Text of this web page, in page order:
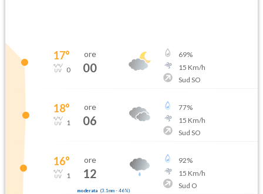
17°
0
ore
00
69%
15 Km/h
Sud SO
18°
1
ore
06
77%
15 Km/h
Sud SO
16°
1
ore
12
moderata (3.1mm- 46%)
92%
15 Km/h
Sud O